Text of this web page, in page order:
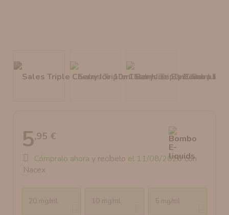
5,95 €
Cómpralo ahora y recíbelo el 11/08/2026con
Nacex
20 mg/ml 10 mg/ml 5 mg/ml